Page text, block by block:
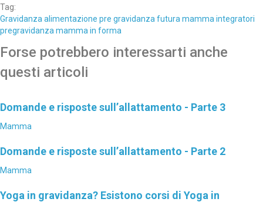
Tag:
Gravidanza alimentazione pre gravidanza futura mamma integratori
pregravidanza mamma in forma
Forse potrebbero interessarti anche
questi articoli
Domande e risposte sull’allattamento - Parte 3
Mamma
Domande e risposte sull’allattamento - Parte 2
Mamma
Yoga in gravidanza? Esistono corsi di Yoga in